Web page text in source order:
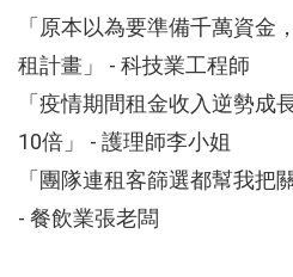
「原本以為要準備千萬資金
租計畫」 - 科技業工程師
「疫情期間租金收入逆勢成
10倍」 - 護理師李小姐
「團隊連租客篩選都幫我把
- 餐飲業張老闆